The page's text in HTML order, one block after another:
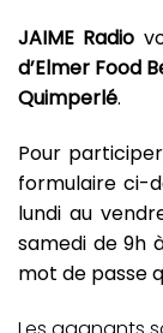
JAIME Radio
d’Elmer Food
Quimperlé.
Pour
formulaire ci-
lundi au
samedi de 9h
mot de passe